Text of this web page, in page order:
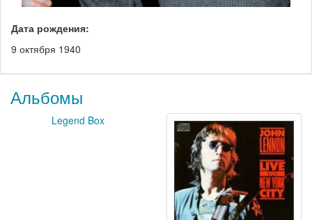
Дата рождения:
9 октября 1940
Альбомы
Legend Box